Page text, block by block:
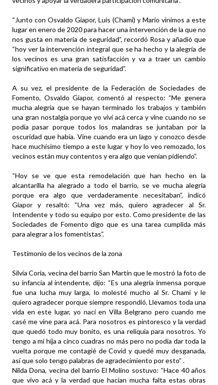
“Junto con Osvaldo Giapor, Luis (Chami) y Mario vinimos a este
lugar en enero de 2020 para hacer una intervención de la que no
nos gusta en materia de seguridad”, recordó Rosa y añadió que
“hoy ver la intervención integral que se ha hecho y la alegría de
los vecinos es una gran satisfacción y va a traer un cambio
significativo en materia de seguridad”.
A su vez, el presidente de la Federación de Sociedades de
Fomento, Osvaldo Giapor, comentó al respecto: “Me genera
mucha alegría que se hayan terminado los trabajos y también
una gran nostalgia porque yo viví acá cerca y vine cuando no se
podía pasar porque todos los malandras se juntaban por la
oscuridad que había. Vine cuando era un lago y conozco desde
hace muchísimo tiempo a este lugar y hoy lo veo remozado, los
vecinos están muy contentos y era algo que venían pidiendo”.
“Hoy se ve que esta remodelación que han hecho en la
alcantarilla ha alegrado a todo el barrio, se ve mucha alegría
porque era algo que verdaderamente necesitaban”, indicó
Giapor y resaltó: “Una vez más, quiero agradecer al Sr.
Intendente y todo su equipo por esto. Como presidente de las
Sociedades de Fomento digo que es una tarea cumplida más
para alegrar a los fomentistas”.
Testimonio de los vecinos de la zona
Silvia Coria, vecina del barrio San Martín que le mostró la foto de
su infancia al intendente, dijo: “Es una alegría inmensa porque
fue una lucha muy larga, lo molesté mucho al Sr. Chami y le
quiero agradecer porque siempre respondió. Llevamos toda una
vida en este lugar, yo nací en Villa Belgrano pero cuando me
casé me vine para acá. Para nosotros es pintoresco y la verdad
que quedó todo muy bonito, es una reliquia para nosotros. Yo
tengo a mi hija a cinco cuadras no más pero no podía dar toda la
vuelta porque me contagié de Covid y quedé muy desganada,
así que solo tengo palabras de agradecimiento por esto” .
Nilda Dona, vecina del barrio El Molino sostuvo: “Hace 40 años
que vivo acá y la verdad que hacían mucha falta estas obras